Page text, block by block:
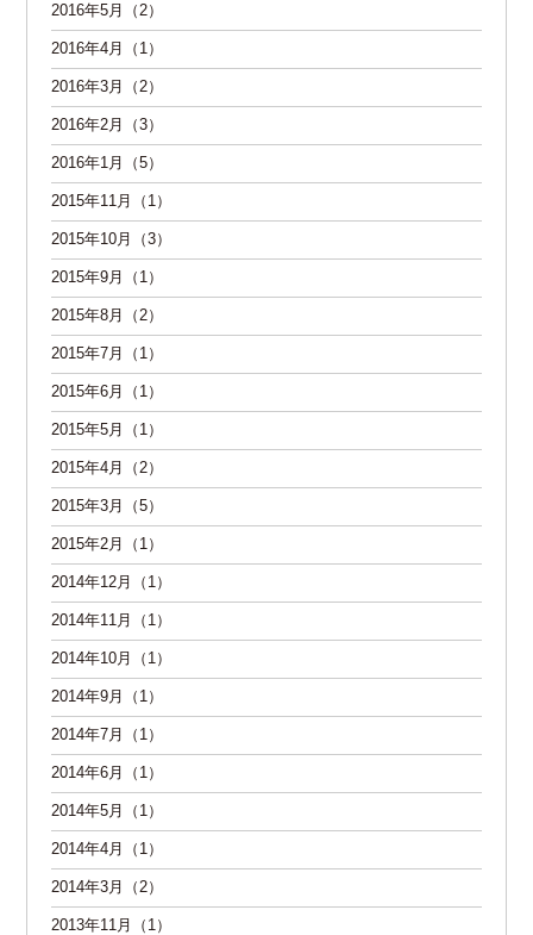
2016年5月（2）
2016年4月（1）
2016年3月（2）
2016年2月（3）
2016年1月（5）
2015年11月（1）
2015年10月（3）
2015年9月（1）
2015年8月（2）
2015年7月（1）
2015年6月（1）
2015年5月（1）
2015年4月（2）
2015年3月（5）
2015年2月（1）
2014年12月（1）
2014年11月（1）
2014年10月（1）
2014年9月（1）
2014年7月（1）
2014年6月（1）
2014年5月（1）
2014年4月（1）
2014年3月（2）
2013年11月（1）